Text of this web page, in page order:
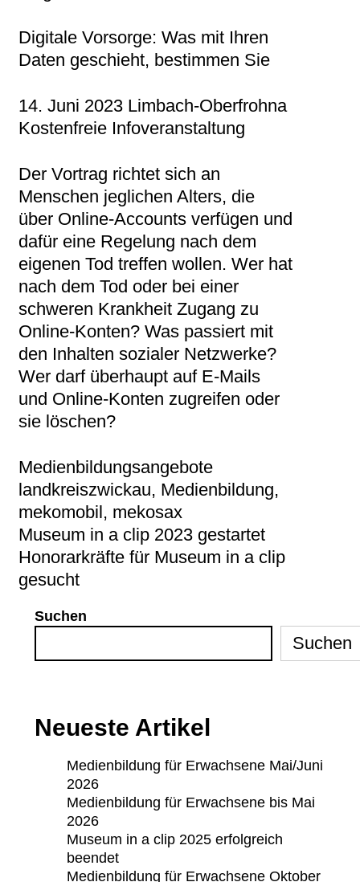
Digitale Vorsorge: Was mit Ihren
Daten geschieht, bestimmen Sie
14. Juni 2023 Limbach-Oberfrohna
Kostenfreie Infoveranstaltung
Der Vortrag richtet sich an
Menschen jeglichen Alters, die
über Online-Accounts verfügen und
dafür eine Regelung nach dem
eigenen Tod treffen wollen. Wer hat
nach dem Tod oder bei einer
schweren Krankheit Zugang zu
Online-Konten? Was passiert mit
den Inhalten sozialer Netzwerke?
Wer darf überhaupt auf E-Mails
und Online-Konten zugreifen oder
sie löschen?
Categories
MedienbildungsangeboteTags
landkreiszwickau, Medienbildung,
mekomobil, mekosax
Post
navigation
Museum in a clip 2023 gestartet
Honorarkräfte für Museum in a clip
gesucht
Suchen
Suchen
Neueste Artikel
Medienbildung für Erwachsene Mai/Juni
2026
Medienbildung für Erwachsene bis Mai
2026
Museum in a clip 2025 erfolgreich
beendet
Medienbildung für Erwachsene Oktober